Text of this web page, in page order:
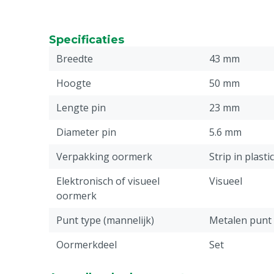
Specificaties
Breedte
43 mm
Hoogte
50 mm
Lengte pin
23 mm
Diameter pin
5.6 mm
Verpakking oormerk
Strip in
Elektronisch of visueel
oormerk
Visueel
Punt type (mannelijk)
Metalen punt
Oormerkdeel
Set